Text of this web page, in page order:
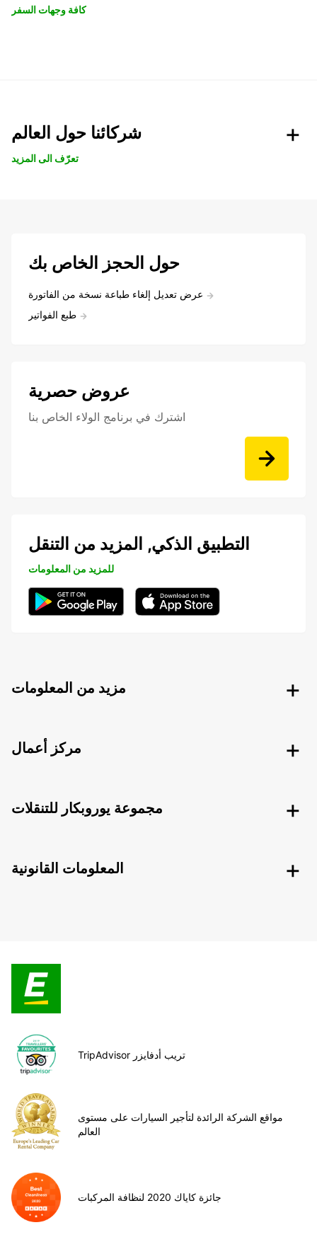
كافة وجهات السفر
شركائنا حول العالم
تعرّف الى المزيد
حول الحجز الخاص بك
عرض تعديل إلغاء طباعة نسخة من الفاتورة
طبع الفواتير
عروض حصرية
اشترك في برنامج الولاء الخاص بنا
التطبيق الذكي, المزيد من التنقل
للمزيد من المعلومات
مزيد من المعلومات
مركز أعمال
مجموعة يوروبكار للتنقلات
المعلومات القانونية
TripAdvisor تريب أدفايزر
مواقع الشركة الرائدة لتأجير السيارات على مستوى
العالم
جائزة كاياك 2020 لنظافة المركبات